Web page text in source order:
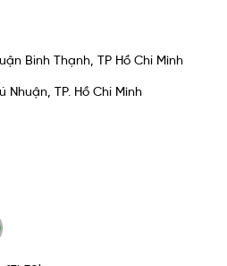
Bình Thạnh, TP Hồ Chí Minh
Nhuận, TP. Hồ Chí Minh